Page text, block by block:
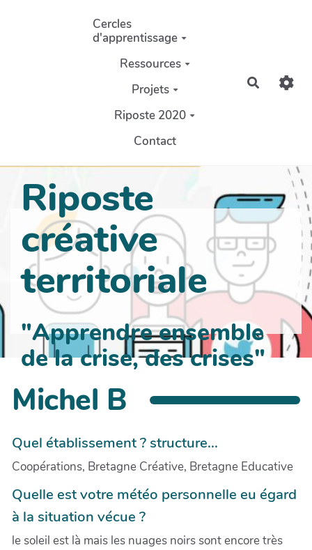
Aller au contenu principal
Cercles
d'apprentissage
Ressources
Projets
Riposte 2020
Contact
Riposte
créative
territoriale
"Apprendre ensemble
de la crise, des crises"
Michel B
Quel établissement ? structure...
Coopérations, Bretagne Créative, Bretagne Educative
Quelle est votre météo personnelle eu égard
à la situation vécue ?
le soleil est là mais les nuages noirs sont encore très